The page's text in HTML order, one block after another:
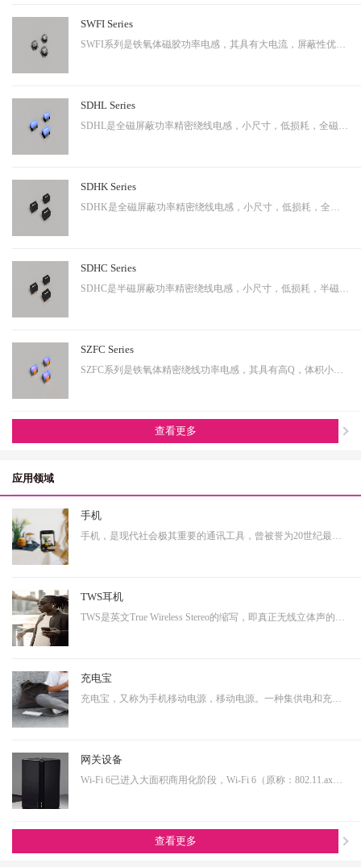
SWFI Series
SWFI系列是铁氧体磁胶功率电感，其具有大电流，屏蔽性优异，性价比高等特性，应用广泛。
SDHL Series
SDHL是全磁屏蔽功率精密绕线电感，小尺寸，低损耗，全磁屏蔽等特点，适用于小型化终端产品。
SDHK Series
SDHK是全磁屏蔽功率精密绕线电感，小尺寸，低损耗，全磁屏蔽等特点，适用于小型化终端产品。
SDHC Series
SDHC是半磁屏蔽功率精密绕线电感，小尺寸，低损耗，半磁屏蔽等特点，适用于小型化终端产品。
SZFC Series
SZFC系列是铁氧体精密绕线功率电感，其具有高Q，体积小，电流大等特性。适用于小型化产品。
查看更多
应用领域
手机
手机，是现代社会极其重要的通讯工具，曾被誉为20世纪最伟大的发明之一。从早期的大哥大，到功能手机，到现在的智能手机，通讯制式不断升级，功能也越来越多样化。而正是因为其具有相当多样化的功能，使得其具有相当大的延展性，即可以演变成诸多其他产品形态的终端产品。…
TWS耳机
TWS是英文True Wireless Stereo的缩写，即真正无线立体声的意思，TWS技术同样也是基于蓝牙芯片技术的发展。按其工作原理来说是指手机通过连接主耳机，再由主耳机通过无线方式快速连接副耳机，实现真正的蓝牙左右声道无线分离使用。不连接从音箱时，主音箱回到单声道音质。…
充电宝
充电宝，又称为手机移动电源，移动电源。一种集供电和充电功能于一体的便携式充电器，可以给手机等数码设备随时随地充电或待机供电。随着移动产品的大量普及，以及移动设备的功能多样化，其用电需求也是越来越大，随身携带一个充电宝变为了常态，同时共享充电宝这个行业也…
网关设备
Wi-Fi 6已进入大面积商用化阶段，Wi-Fi 6（原称：802.11.ax）即第六代无线网络技术，提升更高的带宽，降低延时，连接用户数量提升明显。从IoT大布局的角度看，Wi-Fi 6在其中扮演着尤为重要的角色，也是高端技术的产物，内部有非常多的电源转换单元，亦需要搭配大电流功率…
查看更多